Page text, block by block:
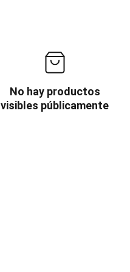
No hay productos
visibles públicamente